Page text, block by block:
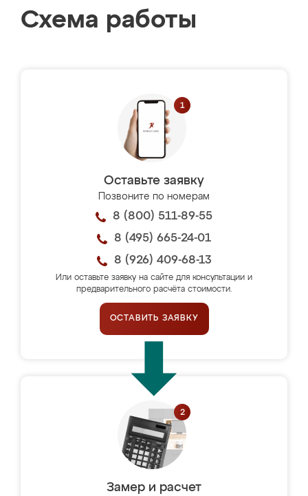
Схема работы
Оставьте заявку
Позвоните по номерам
8 (800) 511-89-55
8 (495) 665-24-01
8 (926) 409-68-13
Или оставьте заявку на сайте для консультации и
предварительного расчёта стоимости.
ОСТАВИТЬ ЗАЯВКУ
Замер и расчет